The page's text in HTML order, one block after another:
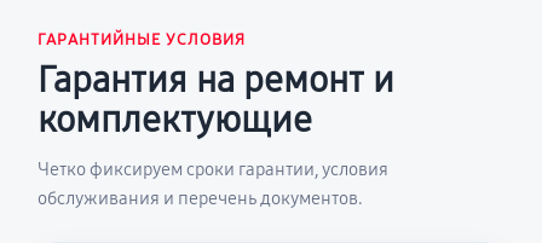
ГАРАНТИЙНЫЕ УСЛОВИЯ
Гарантия на ремонт и
комплектующие
Четко фиксируем сроки гарантии, условия
обслуживания и перечень документов.